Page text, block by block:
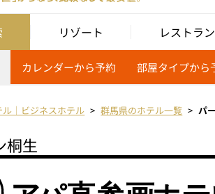
リゾート レストラ
カレンダーから予約 部屋タイプから
ル｜ビジネスホテル 群馬県のホテル一覧 パ
桐生